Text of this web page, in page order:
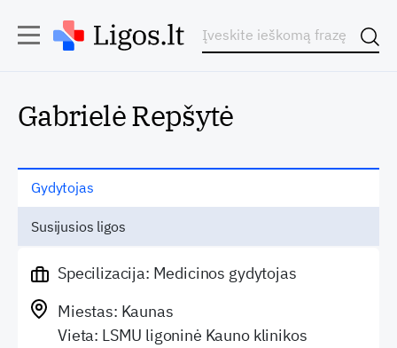
Gabrielė Repšytė
Gydytojas
Susijusios ligos
Specilizacija: Medicinos gydytojas
Miestas: Kaunas
Vieta: LSMU ligoninė Kauno klinikos